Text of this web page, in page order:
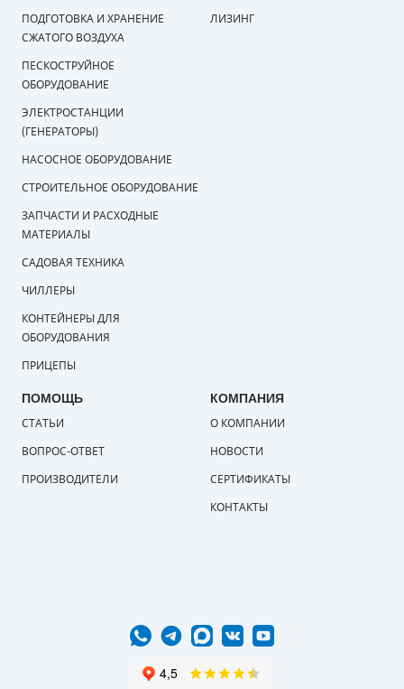
ПОДГОТОВКА И ХРАНЕНИЕ
СЖАТОГО ВОЗДУХА
ПЕСКОСТРУЙНОЕ
ОБОРУДОВАНИЕ
ЭЛЕКТРОСТАНЦИИ
(ГЕНЕРАТОРЫ)
НАСОСНОЕ ОБОРУДОВАНИЕ
СТРОИТЕЛЬНОЕ ОБОРУДОВАНИЕ
ЗАПЧАСТИ И РАСХОДНЫЕ
МАТЕРИАЛЫ
САДОВАЯ ТЕХНИКА
ЧИЛЛЕРЫ
КОНТЕЙНЕРЫ ДЛЯ
ОБОРУДОВАНИЯ
ПРИЦЕПЫ
ЛИЗИНГ
ПОМОЩЬ
СТАТЬИ
ВОПРОС-ОТВЕТ
ПРОИЗВОДИТЕЛИ
КОМПАНИЯ
О КОМПАНИИ
НОВОСТИ
СЕРТИФИКАТЫ
КОНТАКТЫ